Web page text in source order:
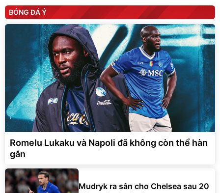
BÓNG ĐÁ Ý
Romelu Lukaku và Napoli đã không còn thể hàn
gắn
Mudryk ra sân cho Chelsea sau 20